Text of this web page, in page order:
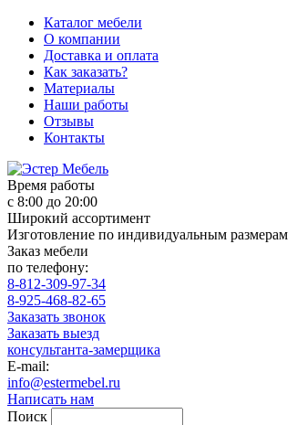
Каталог мебели
О компании
Доставка и оплата
Как заказать?
Материалы
Наши работы
Отзывы
Контакты
Время работы
с 8:00 до 20:00
Широкий ассортимент
Изготовление по индивидуальным размерам
Заказ мебели
по телефону:
8-812-309-97-34
8-925-468-82-65
Заказать звонок
Заказать выезд
консультанта-замерщика
E-mail:
info@estermebel.ru
Написать нам
Поиск